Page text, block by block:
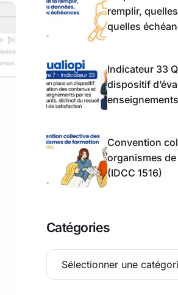
remplir,
quelles
Indicateur 33
dispositif
Convention
organismes
(IDCC 1516)
Catégories